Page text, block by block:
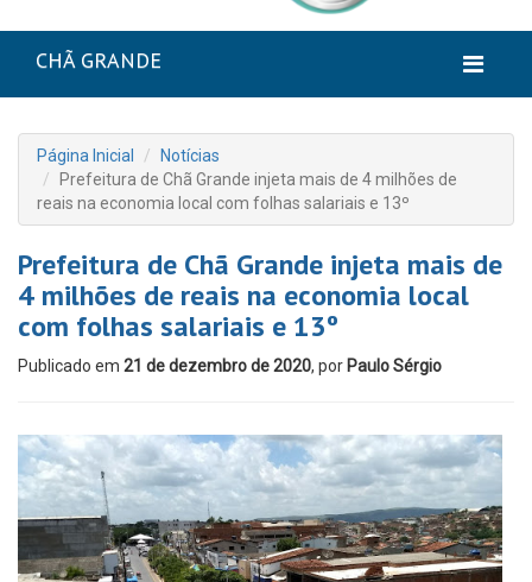
CHÃ GRANDE
Página Inicial
Notícias
Prefeitura de Chã Grande injeta mais de 4 milhões de
reais na economia local com folhas salariais e 13º
Prefeitura de Chã Grande injeta mais de
4 milhões de reais na economia local
com folhas salariais e 13º
Publicado em 21 de dezembro de 2020, por Paulo Sérgio